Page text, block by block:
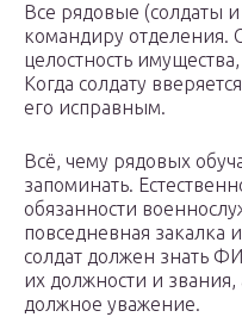
Все рядовые (солдаты
командиру отделения.
целостность
Когда солдату
его исправным.
Всё, чему рядовых
запоминать.
обязанности
повседневная закалка
солдат должен знать
их должности и
должное уважение.